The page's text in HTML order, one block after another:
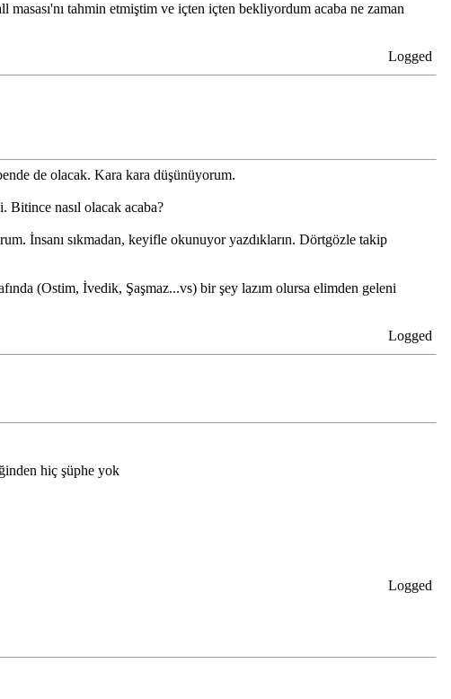
tahmin etmiştim ve içten içten bekliyordum acaba ne zaman
Logged
de olacak. Kara kara düşünüyorum.
Bitince nasıl olacak acaba?
İnsanı sıkmadan, keyifle okunuyor yazdıkların. Dörtgözle takip
(Ostim, İvedik, Şaşmaz...vs) bir şey lazım olursa elimden geleni
Logged
hiç şüphe yok
Logged